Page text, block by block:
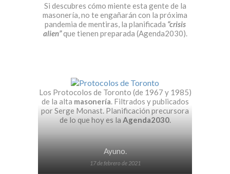
Si descubres cómo miente esta gente de la
masonería, no te engañarán con la próxima
pandemia de mentiras, la planificada “crisis
alien”que tienen preparada (Agenda2030).
Los Protocolos de Toronto (de 1967 y 1985)
de la alta masonería. Filtrados y publicados
por Serge Monast. Planificación precursora
de lo que hoy es laAgenda2030.
Ayuno.
17 de febrero de 2021